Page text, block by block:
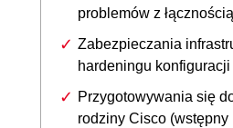
problemów z łącznością
Zabezpieczania
hardeningu konfiguracji
Przygotowywania się
rodziny Cisco (wstępny